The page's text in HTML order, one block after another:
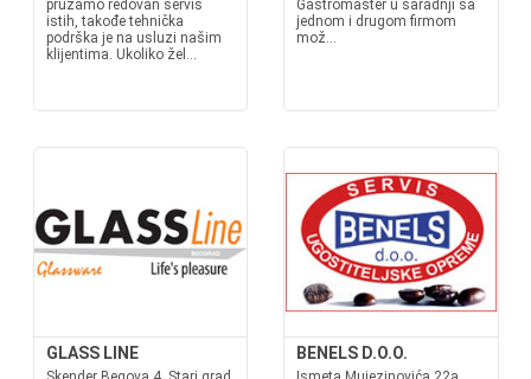
pružamo redovan servis
istih, takođe tehnička
podrška je na usluzi našim
klijentima. Ukoliko žel...
Gastromaster u saradnji sa
jednom i drugom firmom
mož...
GLASS LINE BENELS D.O.O.